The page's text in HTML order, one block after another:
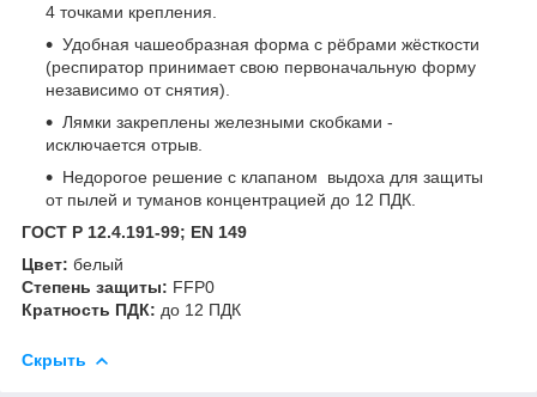
4 точками крепления.
Удобная чашеобразная форма с рёбрами жёсткости
(респиратор принимает свою первоначальную форму
независимо от снятия).
Лямки закреплены железными скобками -
исключается отрыв.
Недорогое решение с клапаном выдоха для защиты
от пылей и туманов концентрацией до 12 ПДК.
ГОСТ Р 12.4.191-99; EN 149
Цвет: белый
Степень защиты: FFP0
Кратность ПДК: до 12 ПДК
Скрыть